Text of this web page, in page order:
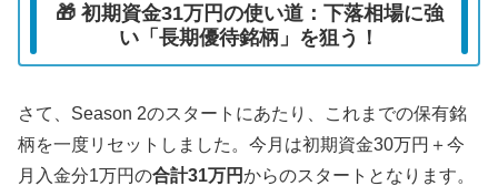
🎁 初期資金31万円の使い道：下落相場に強
い「長期優待銘柄」を狙う！
さて、Season 2のスタートにあたり、これまでの保有銘
柄を一度リセットしました。今月は初期資金30万円＋今
月入金分1万円の合計31万円からのスタートとなります。